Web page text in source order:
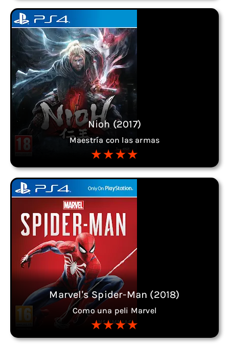
Nioh (2017)
Maestría con las armas
Marvel's Spider-Man (2018)
Como una peli Marvel